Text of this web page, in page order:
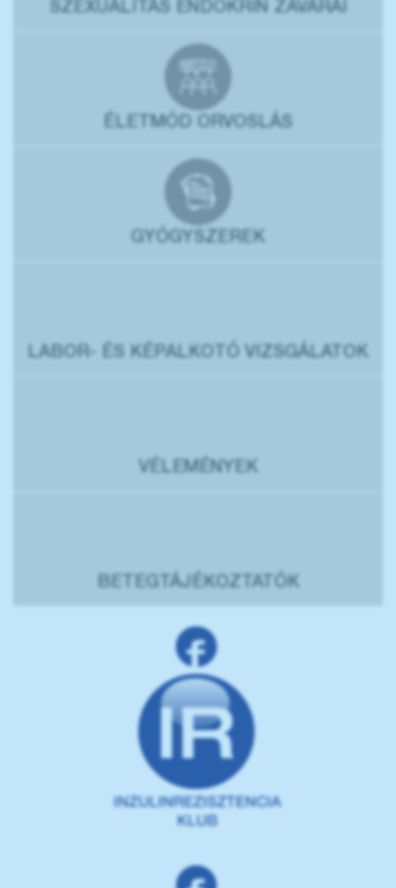
SZEXUALITÁS ENDOKRIN ZAVARAI
ÉLETMÓD ORVOSLÁS
GYÓGYSZEREK
LABOR- ÉS KÉPALKOTÓ VIZSGÁLATOK
VÉLEMÉNYEK
BETEGTÁJÉKOZTATÓK